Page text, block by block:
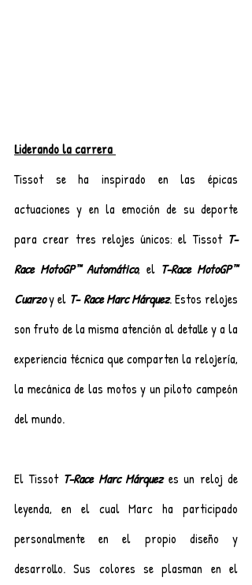
Liderando la carrera
Tissot se ha inspirado en las épicas
actuaciones y en la emoción de su deporte
para crear tres relojes únicos: el Tissot T-
Race MotoGP™ Automático, el T-Race MotoGP™
Cuarzo y el T- Race Marc Márquez. Estos relojes
son fruto de la misma atención al detalle y a la
experiencia técnica que comparten la relojería,
la mecánica de las motos y un piloto campeón
del mundo.
El Tissot T-Race Marc Márquez es un reloj de
leyenda, en el cual Marc ha participado
personalmente en el propio diseño y
desarrollo. Sus colores se plasman en el